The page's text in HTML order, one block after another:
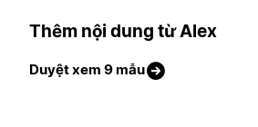
Thêm nội dung từ Alex
Duyệt xem 9 mẫu